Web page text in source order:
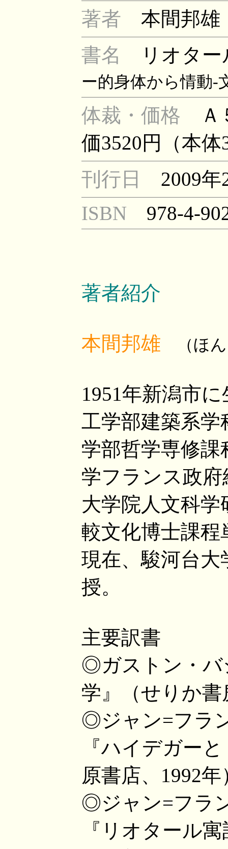
著者 本間邦雄
書名
リオタ
ー的身体から情動-
体裁・価格
価3520円（本
刊行日 2009年
ISBN 978-4-
著者紹介
本間邦雄 （ほん
1951年新潟市
工学部建築系学
学部哲学専修
学フランス政
大学院人文科
較文化博士課程
現在、駿河台大
授。
主要訳書
◎ガストン・バ
学』（せりか書
◎ジャン=フラ
『ハイデガー
原書店、1992年
◎ジャン=フラ
『リオタール